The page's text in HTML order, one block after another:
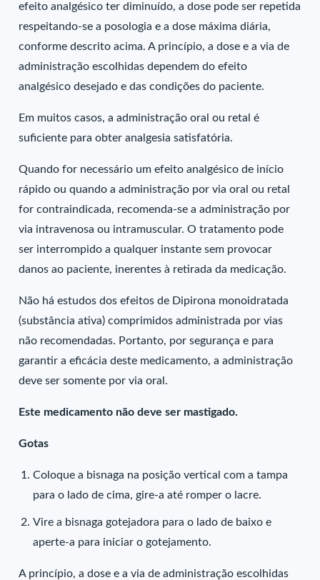
efeito analgésico ter diminuído, a dose pode ser repetida
respeitando-se a posologia e a dose máxima diária,
conforme descrito acima. A princípio, a dose e a via de
administração escolhidas dependem do efeito
analgésico desejado e das condições do paciente.
Em muitos casos, a administração oral ou retal é
suficiente para obter analgesia satisfatória.
Quando for necessário um efeito analgésico de início
rápido ou quando a administração por via oral ou retal
for contraindicada, recomenda-se a administração por
via intravenosa ou intramuscular. O tratamento pode
ser interrompido a qualquer instante sem provocar
danos ao paciente, inerentes à retirada da medicação.
Não há estudos dos efeitos de Dipirona monoidratada
(substância ativa) comprimidos administrada por vias
não recomendadas. Portanto, por segurança e para
garantir a eficácia deste medicamento, a administração
deve ser somente por via oral.
Este medicamento não deve ser mastigado.
Gotas
Coloque a bisnaga na posição vertical com a tampa
para o lado de cima, gire-a até romper o lacre.
Vire a bisnaga gotejadora para o lado de baixo e
aperte-a para iniciar o gotejamento.
A princípio, a dose e a via de administração escolhidas